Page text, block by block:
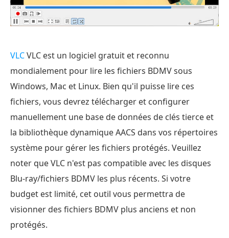
VLCVLC est un logiciel gratuit et reconnu
mondialement pour lire les fichiers BDMV sous
Windows, Mac et Linux. Bien qu'il puisse lire ces
fichiers, vous devrez télécharger et configurer
manuellement une base de données de clés tierce et
la bibliothèque dynamique AACS dans vos répertoires
système pour gérer les fichiers protégés. Veuillez
noter que VLC n'est pas compatible avec les disques
Blu-ray/fichiers BDMV les plus récents. Si votre
budget est limité, cet outil vous permettra de
visionner des fichiers BDMV plus anciens et non
protégés.